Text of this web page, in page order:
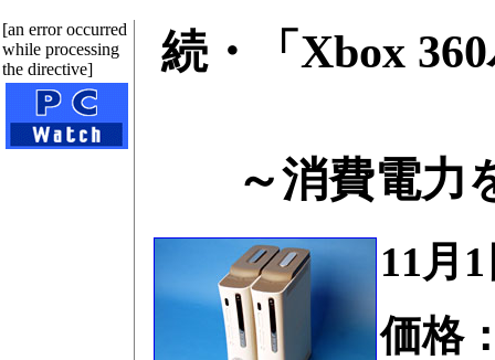
[an error occurred
while processing
the directive]
続・「Xbox
～消費電力
11月
価格